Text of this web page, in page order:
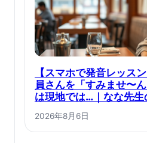
【スマホで発音レッス
員さんを「すみませ〜
は現地では…｜なな先生
2026年8月6日